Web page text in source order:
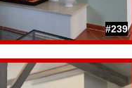
#239